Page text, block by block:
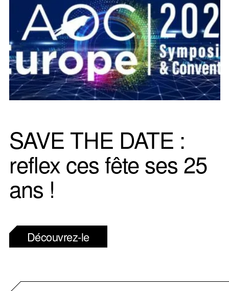
SAVE THE DATE :
reflex ces fête ses 25
ans !
Découvrez-le